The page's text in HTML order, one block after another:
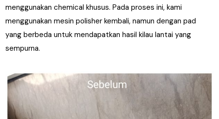
menggunakan chemical khusus. Pada proses ini, kami
menggunakan mesin polisher kembali, namun dengan pad
yang berbeda untuk mendapatkan hasil kilau lantai yang
sempurna.